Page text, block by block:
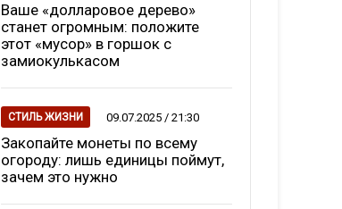
Ваше «долларовое дерево»
станет огромным: положите
этот «мусор» в горшок с
замиокулькасом
СТИЛЬ ЖИЗНИ 09.07.2025 / 21:30
Закопайте монеты по всему
огороду: лишь единицы поймут,
зачем это нужно